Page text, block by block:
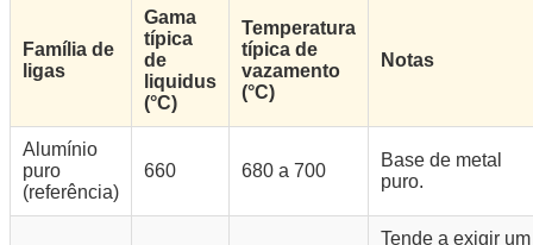
Família de
ligas
Gama
típica
de
liquidus
(°C)
Temperatura
típica de
vazamento
(°C)
Notas
Alumínio
puro
(referência)
660 680 a 700
Base de metal
puro.
Tende a exigir um